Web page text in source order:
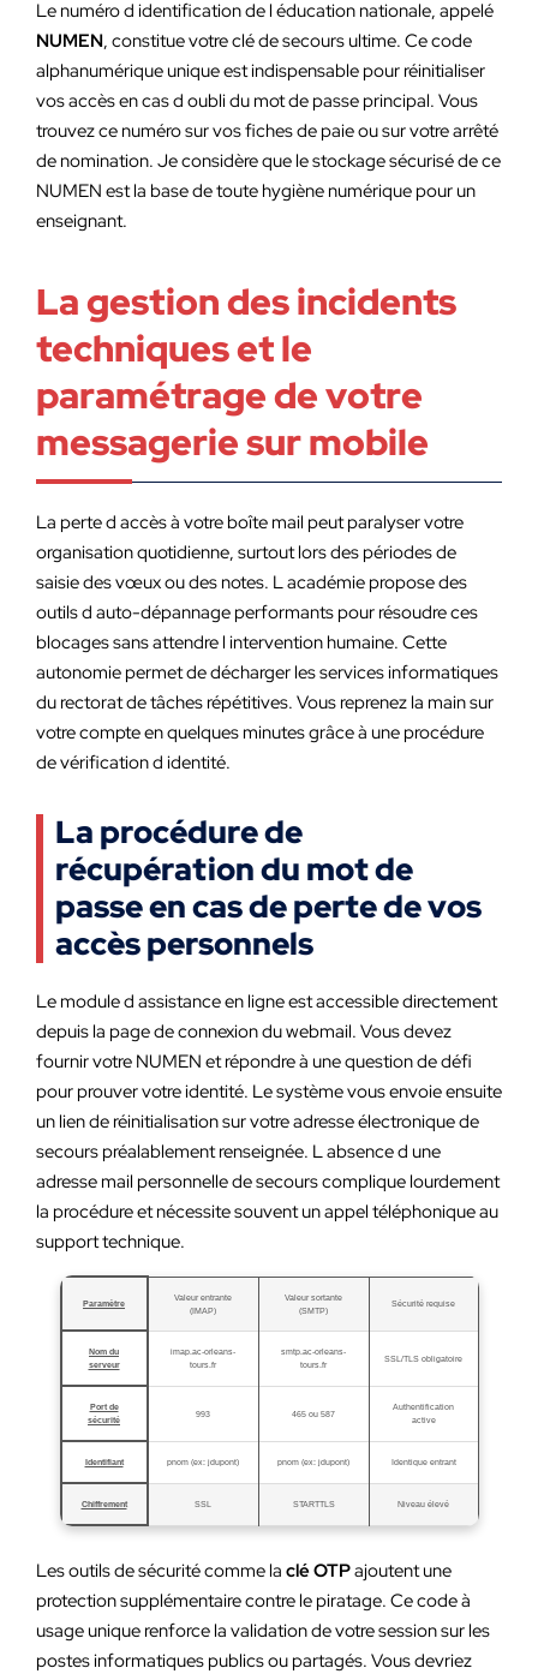
Le numéro d identification de l éducation nationale, appelé
NUMEN, constitue votre clé de secours ultime. Ce code
alphanumérique unique est indispensable pour réinitialiser
vos accès en cas d oubli du mot de passe principal. Vous
trouvez ce numéro sur vos fiches de paie ou sur votre arrêté
de nomination. Je considère que le stockage sécurisé de ce
NUMEN est la base de toute hygiène numérique pour un
enseignant.
La gestion des incidents
techniques et le
paramétrage de votre
messagerie sur mobile
La perte d accès à votre boîte mail peut paralyser votre
organisation quotidienne, surtout lors des périodes de
saisie des vœux ou des notes. L académie propose des
outils d auto-dépannage performants pour résoudre ces
blocages sans attendre l intervention humaine. Cette
autonomie permet de décharger les services informatiques
du rectorat de tâches répétitives. Vous reprenez la main sur
votre compte en quelques minutes grâce à une procédure
de vérification d identité.
La procédure de
récupération du mot de
passe en cas de perte de vos
accès personnels
Le module d assistance en ligne est accessible directement
depuis la page de connexion du webmail. Vous devez
fournir votre NUMEN et répondre à une question de défi
pour prouver votre identité. Le système vous envoie ensuite
un lien de réinitialisation sur votre adresse électronique de
secours préalablement renseignée. L absence d une
adresse mail personnelle de secours complique lourdement
la procédure et nécessite souvent un appel téléphonique au
support technique.
Paramètre
Valeur entrante
(IMAP)
Valeur sortante
(SMTP)
Sécurité requise
Nom du
serveur
imap.ac-orleans-
tours.fr
smtp.ac-orleans-
tours.fr
SSL/TLS obligatoire
Port de
sécurité
993 465 ou 587
Authentification
active
Identifiant pnom (ex: jdupont) pnom (ex: jdupont) Identique entrant
Chiffrement SSL STARTTLS Niveau élevé
Les outils de sécurité comme la clé OTPajoutent une
protection supplémentaire contre le piratage. Ce code à
usage unique renforce la validation de votre session sur les
postes informatiques publics ou partagés. Vous devriez